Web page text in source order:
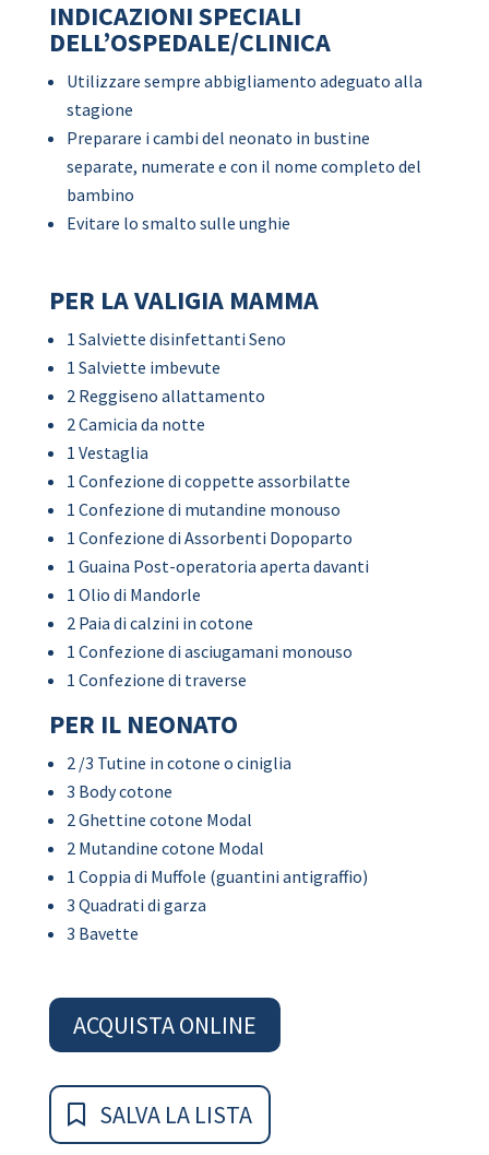
INDICAZIONI SPECIALI
DELL’OSPEDALE/CLINICA
Utilizzare sempre abbigliamento adeguato alla
stagione
Preparare i cambi del neonato in bustine
separate, numerate e con il nome completo del
bambino
Evitare lo smalto sulle unghie
PER LA VALIGIA MAMMA
1 Salviette disinfettanti Seno
1 Salviette imbevute
2 Reggiseno allattamento
2 Camicia da notte
1 Vestaglia
1 Confezione di coppette assorbilatte
1 Confezione di mutandine monouso
1 Confezione di Assorbenti Dopoparto
1 Guaina Post-operatoria aperta davanti
1 Olio di Mandorle
2 Paia di calzini in cotone
1 Confezione di asciugamani monouso
1 Confezione di traverse
PER IL NEONATO
2 /3 Tutine in cotone o ciniglia
3 Body cotone
2 Ghettine cotone Modal
2 Mutandine cotone Modal
1 Coppia di Muffole (guantini antigraffio)
3 Quadrati di garza
3 Bavette
ACQUISTA ONLINE
SALVA LA LISTA